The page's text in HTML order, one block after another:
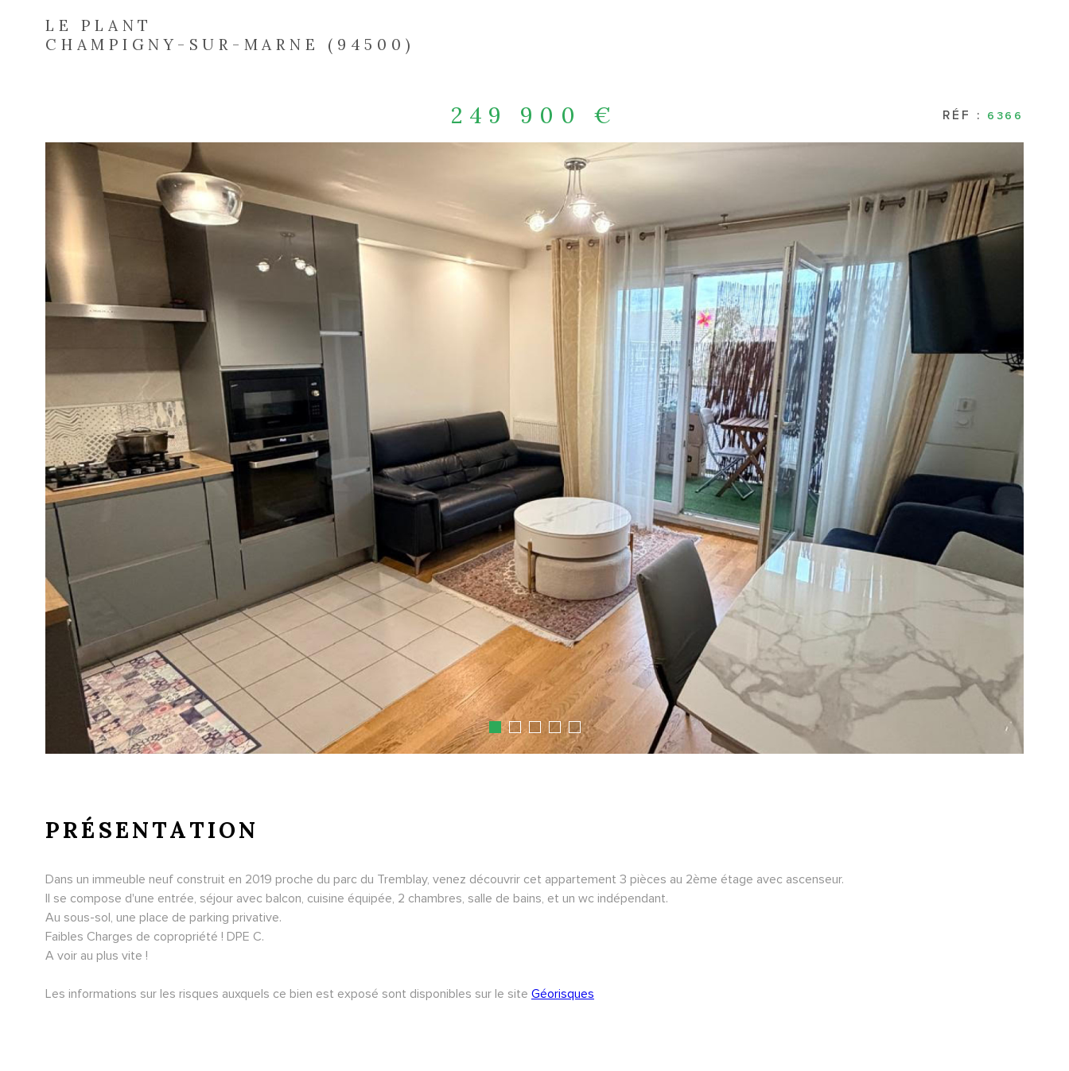
LE PLANT
CHAMPIGNY-SUR-MARNE (94500)
249 900 € RÉF : 6366
PRÉSENTATION
Dans un immeuble neuf construit en 2019 proche du parc du Tremblay, venez découvrir cet appartement 3 pièces au 2ème étage avec ascenseur.
Il se compose d'une entrée, séjour avec balcon, cuisine équipée, 2 chambres, salle de bains, et un wc indépendant.
Au sous-sol, une place de parking privative.
Faibles Charges de copropriété ! DPE C.
A voir au plus vite !
Les informations sur les risques auxquels ce bien est exposé sont disponibles sur le site Géorisques